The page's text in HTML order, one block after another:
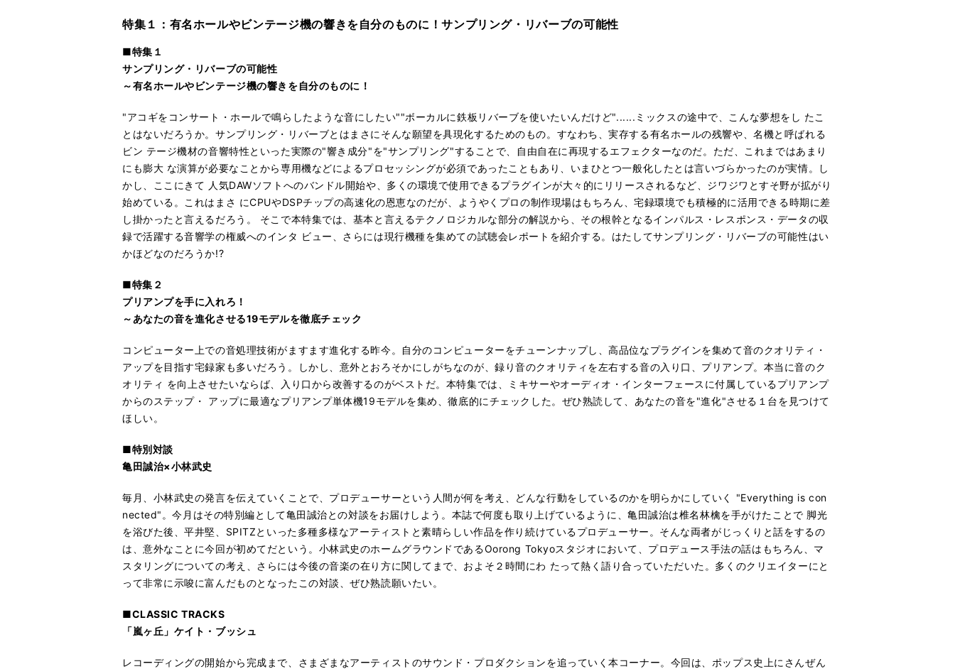
特集１：有名ホールやビンテージ機の響きを自分のものに！サンプリング・リバーブの可能性
■特集１
サンプリング・リバーブの可能性
～有名ホールやビンテージ機の響きを自分のものに！
"アコギをコンサート・ホールで鳴らしたような音にしたい""ボーカルに鉄板リバーブを使いたいんだけど"......ミックスの途中で、こんな夢想をし たこ
とはないだろうか。サンプリング・リバーブとはまさにそんな願望を具現化するためのもの。すなわち、実存する有名ホールの残響や、名機と呼ばれる
ビン テージ機材の音響特性といった実際の"響き成分"を"サンプリング"することで、自由自在に再現するエフェクターなのだ。ただ、これまではあまり
にも膨大 な演算が必要なことから専用機などによるプロセッシングが必須であったこともあり、いまひとつ一般化したとは言いづらかったのが実情。し
かし、ここにきて 人気DAWソフトへのバンドル開始や、多くの環境で使用できるプラグインが大々的にリリースされるなど、ジワジワとすそ野が拡がり
始めている。これはまさ にCPUやDSPチップの高速化の恩恵なのだが、ようやくプロの制作現場はもちろん、宅録環境でも積極的に活用できる時期に差
し掛かったと言えるだろう。 そこで本特集では、基本と言えるテクノロジカルな部分の解説から、その根幹となるインパルス・レスポンス・データの収
録で活躍する音響学の権威へのインタ ビュー、さらには現行機種を集めての試聴会レポートを紹介する。はたしてサンプリング・リバーブの可能性はい
かほどなのだろうか!?
■特集２
プリアンプを手に入れろ！
～あなたの音を進化させる19モデルを徹底チェック
コンピューター上での音処理技術がますます進化する昨今。自分のコンピューターをチューンナップし、高品位なプラグインを集めて音のクオリティ・
アップを目指す宅録家も多いだろう。しかし、意外とおろそかにしがちなのが、録り音のクオリティを左右する音の入り口、プリアンプ。本当に音のク
オリティ を向上させたいならば、入り口から改善するのがベストだ。本特集では、ミキサーやオーディオ・インターフェースに付属しているプリアンプ
からのステップ・ アップに最適なプリアンプ単体機19モデルを集め、徹底的にチェックした。ぜひ熟読して、あなたの音を"進化"させる１台を見つけて
ほしい。
■特別対談
亀田誠治×小林武史
毎月、小林武史の発言を伝えていくことで、プロデューサーという人間が何を考え、どんな行動をしているのかを明らかにしていく "Everything is con
nected"。今月はその特別編として亀田誠治との対談をお届けしよう。本誌で何度も取り上げているように、亀田誠治は椎名林檎を手がけたことで 脚光
を浴びた後、平井堅、SPITZといった多種多様なアーティストと素晴らしい作品を作り続けているプロデューサー。そんな両者がじっくりと話をするの
は、意外なことに今回が初めてだという。小林武史のホームグラウンドであるOorong Tokyoスタジオにおいて、プロデュース手法の話はもちろん、マ
スタリングについての考え、さらには今後の音楽の在り方に関してまで、およそ２時間にわ たって熱く語り合っていただいた。多くのクリエイターにと
って非常に示唆に富んだものとなったこの対談、ぜひ熟読願いたい。
■CLASSIC TRACKS
「嵐ヶ丘」ケイト・ブッシュ
レコーディングの開始から完成まで、さまざまなアーティストのサウンド・プロダクションを追っていく本コーナー。今回は、ポップス史上にさんぜん